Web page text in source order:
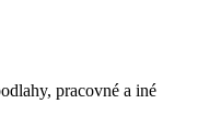
pracovné a iné